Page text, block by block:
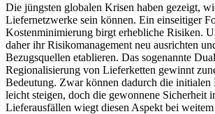
Die jüngsten globalen Krisen haben gezeigt,
Liefernetzwerke sein können. Ein einseitiger
Kostenminimierung birgt erhebliche Risiken.
daher ihr Risikomanagement neu ausrichten
Bezugsquellen etablieren. Das sogenannte
Regionalisierung von Lieferketten gewinnt
Bedeutung. Zwar können dadurch die initialen
leicht steigen, doch die gewonnene Sicherheit
Lieferausfällen wiegt diesen Aspekt bei